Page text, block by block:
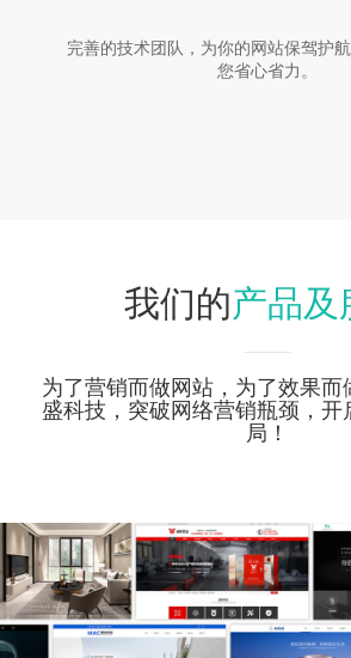
完善的技术团队，为你的网站保驾护
您省心省力。
我们的产品及
为了营销而做网站，为了效果而
盛科技，突破网络营销瓶颈，开
局！